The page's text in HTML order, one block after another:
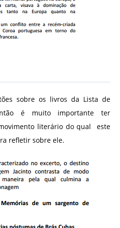
sobre os livros da Lista de
é muito importante ter
literário do qual este
refletir sobre ele.